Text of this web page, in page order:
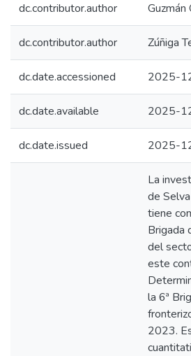
dc.contributor.author
dc.contributor.author Zúñiga
dc.date.accessioned 2025-
dc.date.available 2025-
dc.date.issued 2025-
La
de
tiene
Brigada
del
este
la 6ª
2023.